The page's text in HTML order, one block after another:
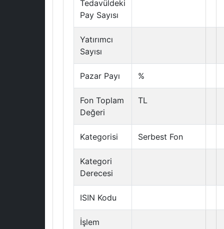
Tedavüldeki
Pay Sayısı
Yatırımcı
Sayısı
Pazar Payı %
Fon Toplam
Değeri
TL
Kategorisi Serbest Fon
Kategori
Derecesi
ISIN Kodu
İşlem